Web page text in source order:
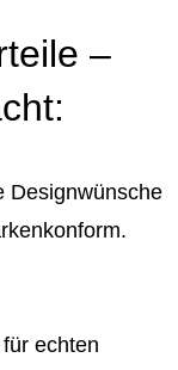
–
Designwünsche
echten